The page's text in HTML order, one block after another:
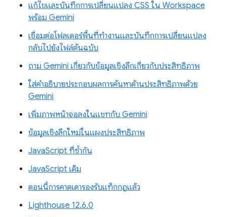
แก้ไขและบันทึกการเปลี่ยนแปลง CSS ใน Workspace
พร้อม Gemini
เชื่อมต่อโฟลเดอร์พื้นที่ทำงานและบันทึกการเปลี่ยนแปลง
กลับไปยังไฟล์ต้นฉบับ
ถาม Gemini เกี่ยวกับข้อมูลเชิงลึกเกี่ยวกับประสิทธิภาพ
ใส่คำอธิบายประกอบผลการค้นหาด้านประสิทธิภาพด้วย
Gemini
เพิ่มภาพหน้าจอลงในแชทกับ Gemini
ข้อมูลเชิงลึกใหม่ในแผงประสิทธิภาพ
JavaScript ที่ซ้ำกัน
JavaScript เดิม
ตอนนี้การคาดเดารองรับแท็กกฎแล้ว
Lighthouse 12.6.0